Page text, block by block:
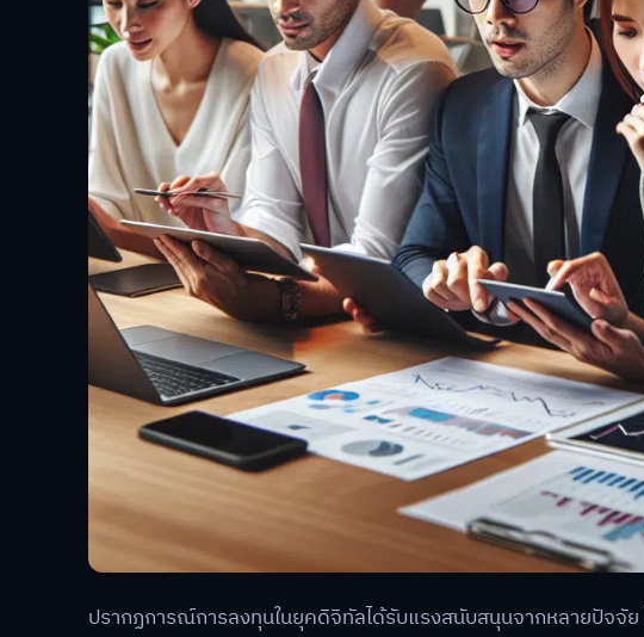
ปรากฏการณ์การลงทุนในยุคดิจิทัลได้รับแรงสนับสนุนจากหลายปัจจัย